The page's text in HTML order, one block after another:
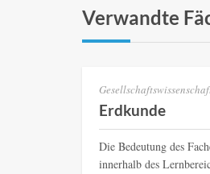
Verwandte
Erdkunde
Die Bedeutung des
innerhalb des